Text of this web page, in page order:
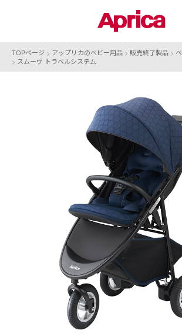
TOPページ > アップリカのベビー用品 > 販売終了製品 >
> スムーヴ トラベルシステム